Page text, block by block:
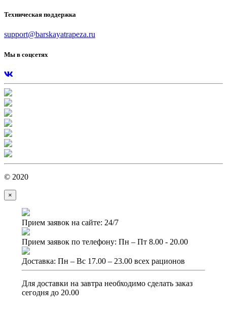
Техническая поддержка
support@barskayatrapeza.ru
Мы в соцсетях
© 2020
×
Прием заявок на сайте: 24/7
Прием заявок по телефону: Пн – Пт 8.00 - 20.00
Доставка: Пн – Вс 17.00 – 23.00 всех рационов
Для доставки на завтра необходимо сделать заказ
сегодня до 20.00